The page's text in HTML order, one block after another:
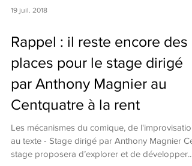
Rappel : il reste encore des
places pour le stage dirigé
par Anthony Magnier au
Centquatre à la rent
Les mécanismes du comique, de l'improvisation
au texte - Stage dirigé par Anthony Magnier Ce